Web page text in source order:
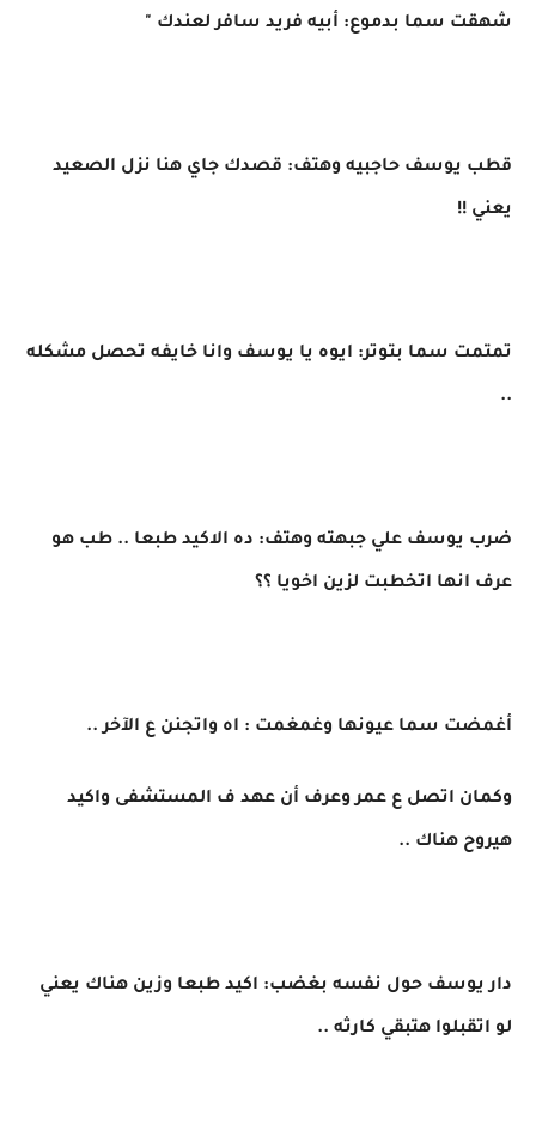
شهقت سما بدموع: أبيه فريد سافر لعندك "
قطب يوسف حاجبيه وهتف: قصدك جاي هنا نزل الصعيد
يعني !!
تمتمت سما بتوتر: ايوه يا يوسف وانا خايفه تحصل مشكله
..
ضرب يوسف علي جبهته وهتف: ده الاكيد طبعا .. طب هو
عرف انها اتخطبت لزين اخويا ؟؟
أغمضت سما عيونها وغمغمت : اه واتجنن ع الآخر ..
وكمان اتصل ع عمر وعرف أن عهد ف المستشفى واكيد
هيروح هناك ..
دار يوسف حول نفسه بغضب: اكيد طبعا وزين هناك يعني
لو اتقبلوا هتبقي كارثه ..